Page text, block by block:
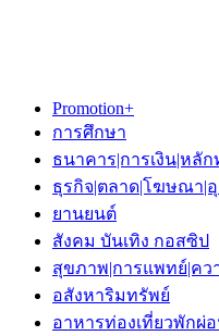
Promotion+
การศึกษา
ธนาคาร|การเงิน|หลั
ธุรกิจ|ตลาด|โฆษณา|
ยานยนต์
สังคม บันเทิง กอสซิป
สุขภาพ|การแพทย์|คว
อสังหาริมทรัพย์
อาหารท่องเที่ยวพักผ่